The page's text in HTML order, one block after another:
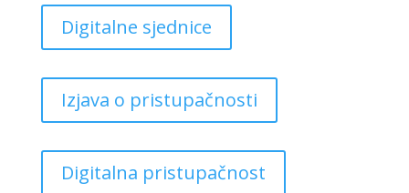
Digitalne sjednice
Izjava o pristupačnosti
Digitalna pristupačnost